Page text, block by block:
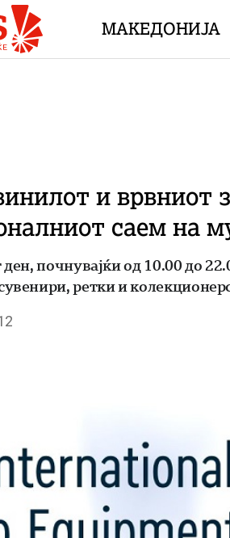
МАКЕДОНИЈА
и врвниот
саем на
ден, почнувајќи од 10.00 до
ретки и